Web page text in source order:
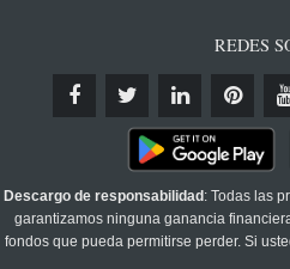
REDES
Descargo de responsabilidad : Todas las
garantizamos ninguna ganancia
fondos que pueda permitirse perder. Si